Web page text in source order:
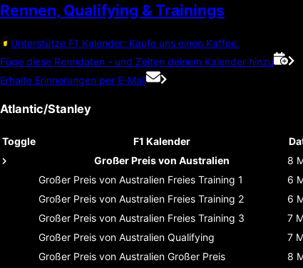
Rennen, Qualifying & Trainings
Unterstütze F1 Kalender; Kaufe uns einen Kaffee.
Füge diese Renndaten - und Zeiten deinem Kalender hinzu
Erhalte Erinnerungen per E-Mail
Atlantic/Stanley
Toggle F1 Kalender
Großer Preis von Australien
8
Großer Preis von Australien Freies Training 1 6
Großer Preis von Australien Freies Training 2 6
Großer Preis von Australien Freies Training 3 7
Großer Preis von Australien Qualifying 7
Großer Preis von Australien Großer Preis 8